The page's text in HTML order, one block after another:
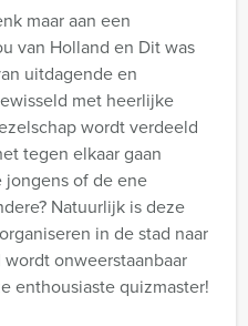
maar aan een
van Holland en Dit was
uitdagende en
met heerlijke
wordt verdeeld
tegen elkaar gaan
of de ene
Natuurlijk is deze
in de stad naar
onweerstaanbaar
enthousiaste quizmaster!